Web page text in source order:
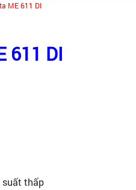
ME 611 DI
611 DI
suất thấp